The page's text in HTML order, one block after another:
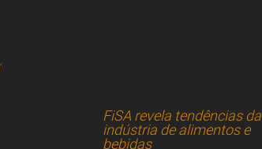
FiSA revela tendências da
indústria de alimentos e
bebidas